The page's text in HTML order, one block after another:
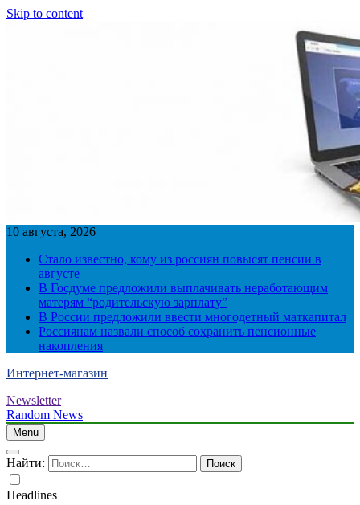
Skip to content
10 августа, 2026
Стало известно, кому из россиян повысят пенсии в
августе
В Госдуме предложили выплачивать неработающим
матерям “родительскую зарплату”
В России предложили ввести многодетный маткапитал
Россиянам назвали способ сохранить пенсионные
накопления
Интернет-магазин
Newsletter
Random News
Menu
Найти:
Headlines